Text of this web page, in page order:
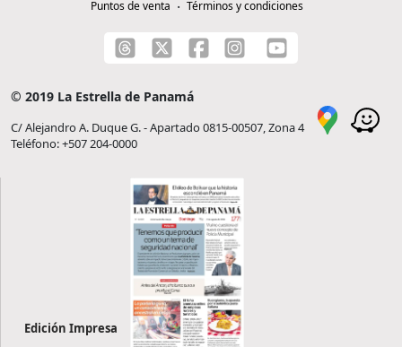
Puntos de venta
Términos y condiciones
© 2019 La Estrella de Panamá
C/ Alejandro A. Duque G. - Apartado 0815-00507, Zona 4
Teléfono: +507 204-0000
Edición Impresa